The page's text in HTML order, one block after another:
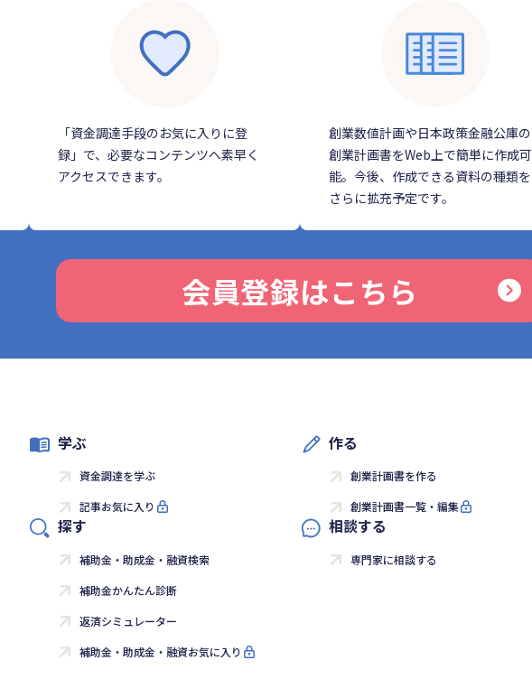
「資金調達手段のお気に入りに登
録」で、必要なコンテンツへ素早く
アクセスできます。
創業数値計画や日本政策金融公庫の
創業計画書をWeb上で簡単に作成可
能。今後、作成できる資料の種類を
さらに拡充予定です。
会員登録はこちら
学ぶ
資金調達を学ぶ
記事お気に入り
探す
補助金・助成金・融資検索
補助金かんたん診断
返済シミュレーター
補助金・助成金・融資お気に入り
作る
創業計画書を作る
創業計画書一覧・編集
相談する
専門家に相談する